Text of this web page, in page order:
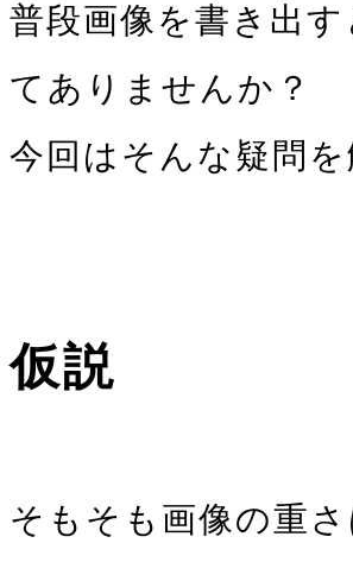
普段画像を書き出
てありませんか？
今回はそんな疑問
仮説
そもそも画像の重